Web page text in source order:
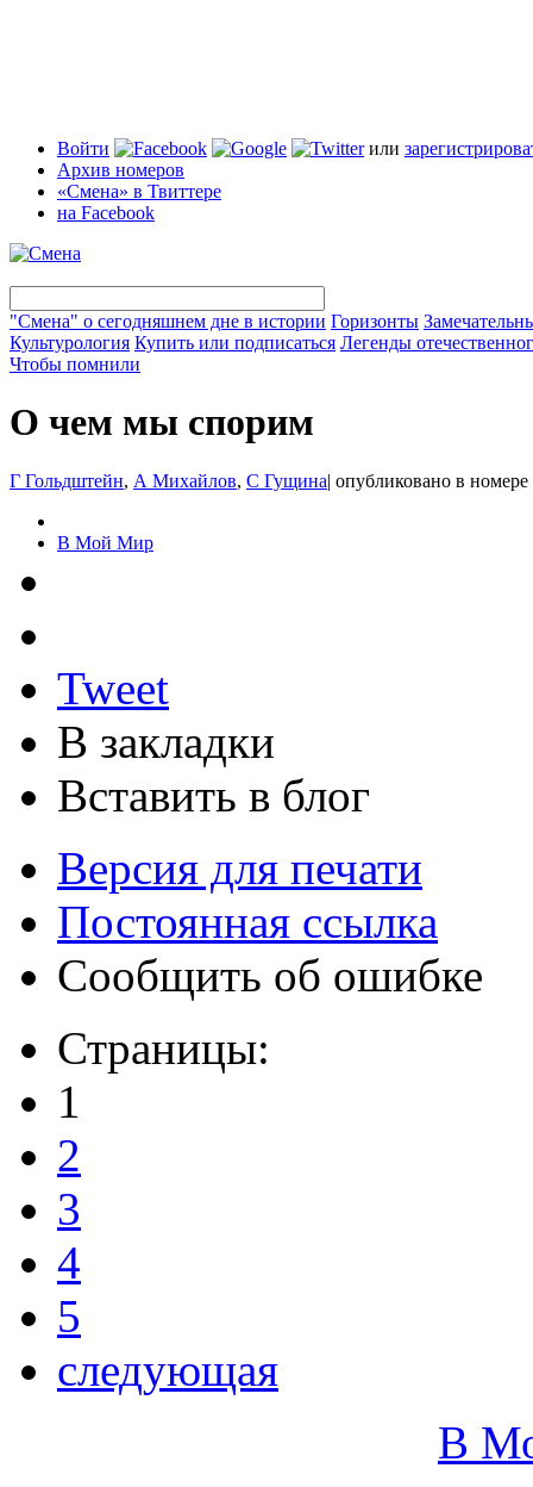
Войти или
Архив номеров
«Смена» в Твиттере
на Facebook
"Смена" о сегодняшнем дне в истории Горизонты
Культурология Купить или подписаться Легенды
Чтобы помнили
О чем мы спорим
Г Гольдштейн, А Михайлов, С Гущина| опубликовано в номере
В Мой Мир
Tweet
В закладки
Вставить в блог
Версия для печати
Постоянная ссылка
Сообщить об ошибке
Страницы:
1
2
3
4
5
следующая
В